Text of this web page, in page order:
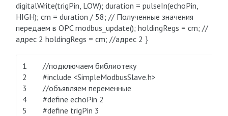
digitalWrite(trigPin, LOW); duration = pulseIn(echoPin,
HIGH); cm = duration / 58; // Полученные значения
передаем в OPC modbus_update(); holdingRegs = cm; //
адрес 2 holdingRegs = cm; //адрес 2 }
1
2
3
4
5
//подключаем библиотеку
#include <SimpleModbusSlave.h>
//объявляем переменные
#define echoPin 2
#define trigPin 3